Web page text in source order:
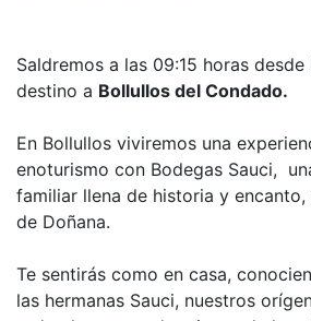
Saldremos a las 09:15 horas
destino a Bollullos del Condado.
En Bollullos viviremos una
enoturismo con Bodegas Sauci,
familiar llena de historia y encanto,
de Doñana.
Te sentirás como en casa,
las hermanas Sauci, nuestros